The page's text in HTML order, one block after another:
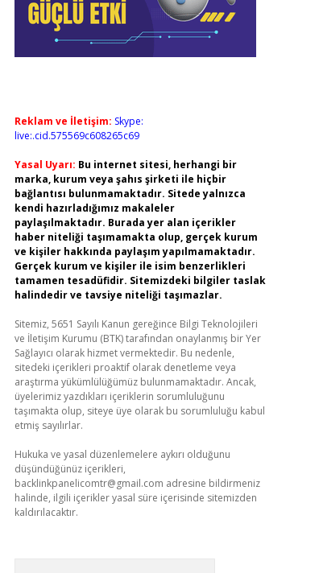
Reklam ve İletişim: Skype:
live:.cid.575569c608265c69
Yasal Uyarı: Bu internet sitesi, herhangi bir
marka, kurum veya şahıs şirketi ile hiçbir
bağlantısı bulunmamaktadır. Sitede yalnızca
kendi hazırladığımız makaleler
paylaşılmaktadır. Burada yer alan içerikler
haber niteliği taşımamakta olup, gerçek kurum
ve kişiler hakkında paylaşım yapılmamaktadır.
Gerçek kurum ve kişiler ile isim benzerlikleri
tamamen tesadüfidir. Sitemizdeki bilgiler taslak
halindedir ve tavsiye niteliği taşımazlar.
Sitemiz, 5651 Sayılı Kanun gereğince Bilgi Teknolojileri
ve İletişim Kurumu (BTK) tarafından onaylanmış bir Yer
Sağlayıcı olarak hizmet vermektedir. Bu nedenle,
sitedeki içerikleri proaktif olarak denetleme veya
araştırma yükümlülüğümüz bulunmamaktadır. Ancak,
üyelerimiz yazdıkları içeriklerin sorumluluğunu
taşımakta olup, siteye üye olarak bu sorumluluğu kabul
etmiş sayılırlar.
Hukuka ve yasal düzenlemelere aykırı olduğunu
düşündüğünüz içerikleri,
backlinkpanelicomtr@gmail.com adresine bildirmeniz
halinde, ilgili içerikler yasal süre içerisinde sitemizden
kaldırılacaktır.